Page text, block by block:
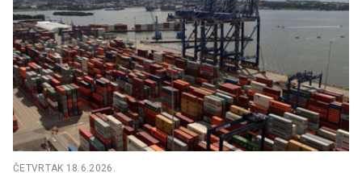
ČETVRTAK 18.6.2026.